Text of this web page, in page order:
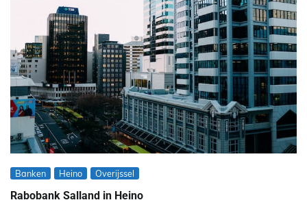
Banken Heino Overijssel
Rabobank Salland in Heino